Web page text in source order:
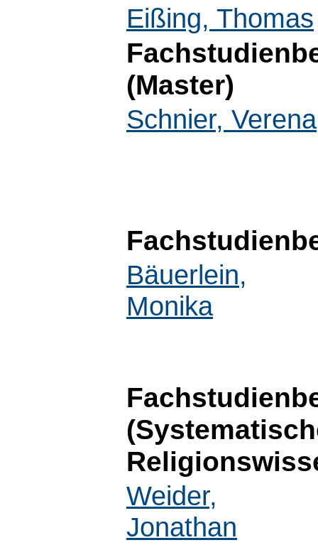
Eißing, Thomas
(Master)
Schnier, Verena
Bäuerlein,
Monika
Weider,
Jonathan